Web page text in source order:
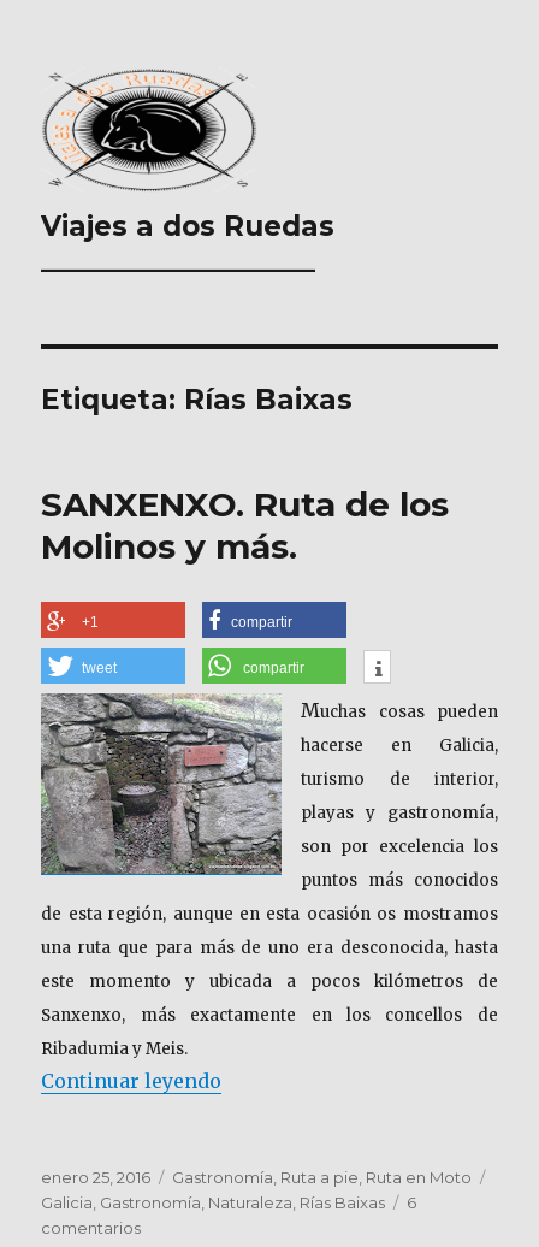
Viajes a dos Ruedas
___________________
Etiqueta: Rías Baixas
SANXENXO. Ruta de los
Molinos y más.
+1 compartir
tweet compartir
Muchas cosas pueden
hacerse en Galicia,
turismo de interior,
playas y gastronomía,
son por excelencia los
puntos más conocidos
de esta región, aunque en esta ocasión os mostramos
una ruta que para más de uno era desconocida, hasta
este momento y ubicada a pocos kilómetros de
Sanxenxo, más exactamente en los concellos de
Ribadumia y Meis.
Continuar leyendo
Publicado
el
enero 25, 2016 Categorías
Gastronomía, Ruta a pie, Ruta en Moto
Galicia, Gastronomía, Naturaleza, Rías Baixas
6
comentariosen